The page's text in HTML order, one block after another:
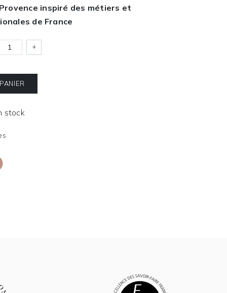
inspiré des métiers et
de France
+
stock